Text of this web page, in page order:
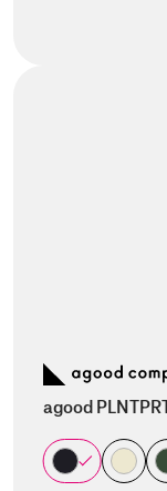
agood